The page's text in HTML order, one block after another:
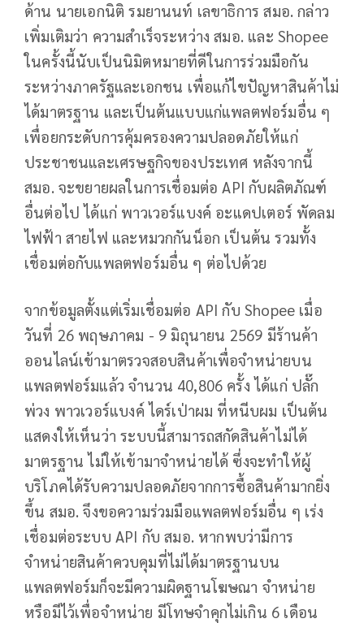
ด้าน นายเอกนิติ รมยานนท์ เลขาธิการ สมอ. กล่าว
เพิ่มเติมว่า ความสำเร็จระหว่าง สมอ. และ Shopee
ในครั้งนี้นับเป็นนิมิตหมายที่ดีในการร่วมมือกัน
ระหว่างภาครัฐและเอกชน เพื่อแก้ไขปัญหาสินค้าไม่
ได้มาตรฐาน และเป็นต้นแบบแก่แพลตฟอร์มอื่น ๆ
เพื่อยกระดับการคุ้มครองความปลอดภัยให้แก่
ประชาชนและเศรษฐกิจของประเทศ หลังจากนี้
สมอ. จะขยายผลในการเชื่อมต่อ API กับผลิตภัณฑ์
อื่นต่อไป ได้แก่ พาวเวอร์แบงค์ อะแดปเตอร์ พัดลม
ไฟฟ้า สายไฟ และหมวกกันน็อก เป็นต้น รวมทั้ง
เชื่อมต่อกับแพลตฟอร์มอื่น ๆ ต่อไปด้วย
จากข้อมูลตั้งแต่เริ่มเชื่อมต่อ API กับ Shopee เมื่อ
วันที่ 26 พฤษภาคม - 9 มิถุนายน 2569 มีร้านค้า
ออนไลน์เข้ามาตรวจสอบสินค้าเพื่อจำหน่ายบน
แพลตฟอร์มแล้ว จำนวน 40,806 ครั้ง ได้แก่ ปลั๊ก
พ่วง พาวเวอร์แบงค์ ไดร์เป่าผม ที่หนีบผม เป็นต้น
แสดงให้เห็นว่า ระบบนี้สามารถสกัดสินค้าไม่ได้
มาตรฐาน ไม่ให้เข้ามาจำหน่ายได้ ซึ่งจะทำให้ผู้
บริโภคได้รับความปลอดภัยจากการซื้อสินค้ามากยิ่ง
ขึ้น สมอ. จึงขอความร่วมมือแพลตฟอร์มอื่น ๆ เร่ง
เชื่อมต่อระบบ API กับ สมอ. หากพบว่ามีการ
จำหน่ายสินค้าควบคุมที่ไม่ได้มาตรฐานบน
แพลตฟอร์มก็จะมีความผิดฐานโฆษณา จำหน่าย
หรือมีไว้เพื่อจำหน่าย มีโทษจำคุกไม่เกิน 6 เดือน